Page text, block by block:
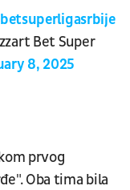
Bet Super
8, 2025
prvog
Oba tima bila